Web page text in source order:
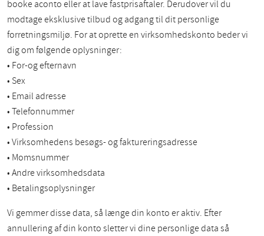
booke aconto eller at lave fastprisaftaler. Derudover vil du
modtage eksklusive tilbud og adgang til dit personlige
forretningsmiljø. For at oprette en virksomhedskonto beder vi
dig om følgende oplysninger:
• For-og efternavn
• Sex
• Email adresse
• Telefonnummer
• Profession
• Virksomhedens besøgs- og faktureringsadresse
• Momsnummer
• Andre virksomhedsdata
• Betalingsoplysninger
Vi gemmer disse data, så længe din konto er aktiv. Efter
annullering af din konto sletter vi dine personlige data så